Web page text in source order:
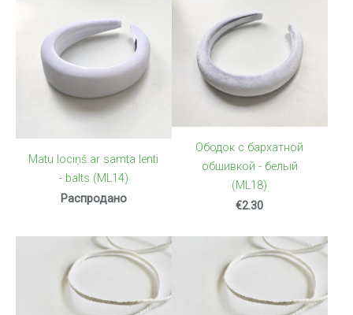
Matu lociņš ar samta lenti
- balts (ML14)
Распродано
Ободок с бархатной
обшивкой - белый
(ML18)
€2.30